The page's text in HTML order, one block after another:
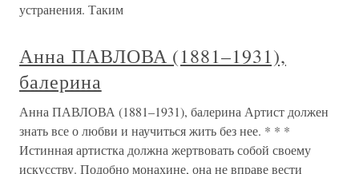
устранения. Таким
Анна ПАВЛОВА (1881–1931),
балерина
Анна ПАВЛОВА (1881–1931), балерина Артист должен
знать все о любви и научиться жить без нее. * * *
Истинная артистка должна жертвовать собой своему
искусству. Подобно монахине, она не вправе вести